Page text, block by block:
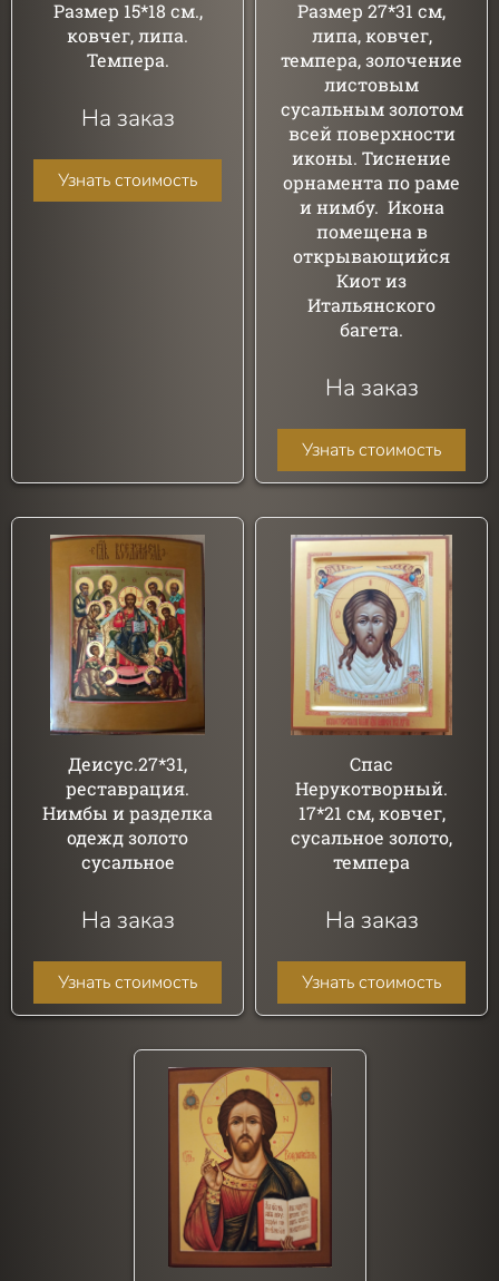
Размер 15*18 см.,
ковчег, липа.
Темпера.
На заказ
Узнать стоимость
Размер 27*31 см,
липа, ковчег,
темпера, золочение
листовым
сусальным золотом
всей поверхности
иконы. Тиснение
орнамента по раме
и нимбу. Икона
помещена в
открывающийся
Киот из
Итальянского
багета.
На заказ
Узнать стоимость
Деисус.27*31,
реставрация.
Нимбы и разделка
одежд золото
сусальное
На заказ
Узнать стоимость
Спас
Нерукотворный.
17*21 см, ковчег,
сусальное золото,
темпера
На заказ
Узнать стоимость